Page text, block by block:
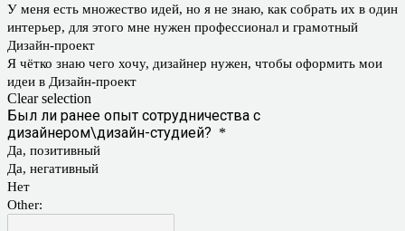
У меня есть множество идей, но я не знаю, как собрать их в один
интерьер, для этого мне нужен профессионал и грамотный
Дизайн-проект
Я чётко знаю чего хочу, дизайнер нужен, чтобы оформить мои
идеи в Дизайн-проект
Clear selection
Был ли ранее опыт сотрудничества с
дизайнером\дизайн-студией? *
Да, позитивный
Да, негативный
Нет
Other: